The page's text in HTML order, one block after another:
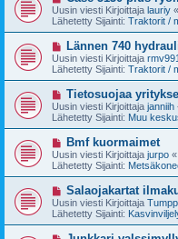
e
s
t
u
s
i
v
e
s
t
Uusin viesti Kirjoittaja lauriy «
Lähetetty Sijainti: Traktorit /
U
u
s
i
v
e
s
t
Lännen 740
Uusin viesti Kirjoittaja rmv991
Lähetetty Sijainti: Traktorit /
U
u
s
i
v
e
s
t
Tietosuojaa
Uusin viesti Kirjoittaja janniih
Lähetetty Sijainti: Muu
U
u
s
i
v
e
s
t
Bmf kuormaimet
Uusin viesti Kirjoittaja jurpo «
Lähetetty Sijainti:
U
u
s
i
Salaojakartat
Uusin viesti Kirjoittaja
Lähetetty Sijainti:
U